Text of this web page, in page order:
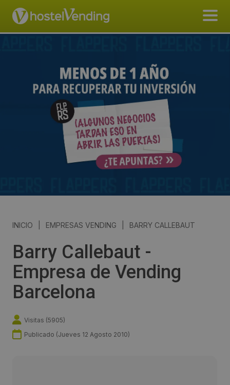
INICIO EMPRESAS VENDING BARRY CALLEBAUT
Barry Callebaut -
Empresa de Vending
Barcelona
Visitas (5905)
Publicado (Jueves 12 Agosto 2010)